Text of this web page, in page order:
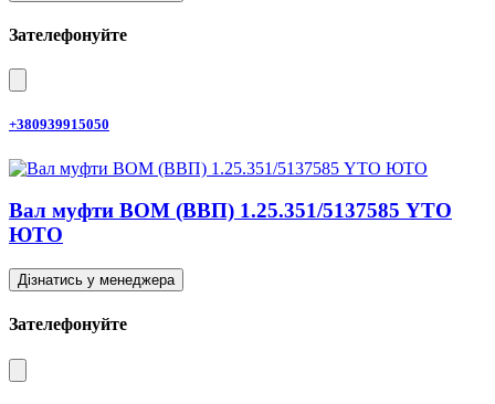
Зателефонуйте
+380939915050
Вал муфти ВОМ (ВВП) 1.25.351/5137585 YTO
ЮТО
Дізнатись у менеджера
Зателефонуйте